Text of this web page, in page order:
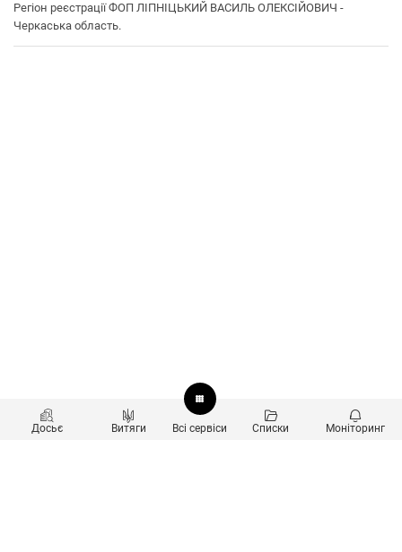
Регіон реєстрації ФОП ЛІПНІЦЬКИЙ ВАСИЛЬ ОЛЕКСІЙОВИЧ -
Черкаська область.
Досьє Витяги Всі сервіси Списки Моніторинг